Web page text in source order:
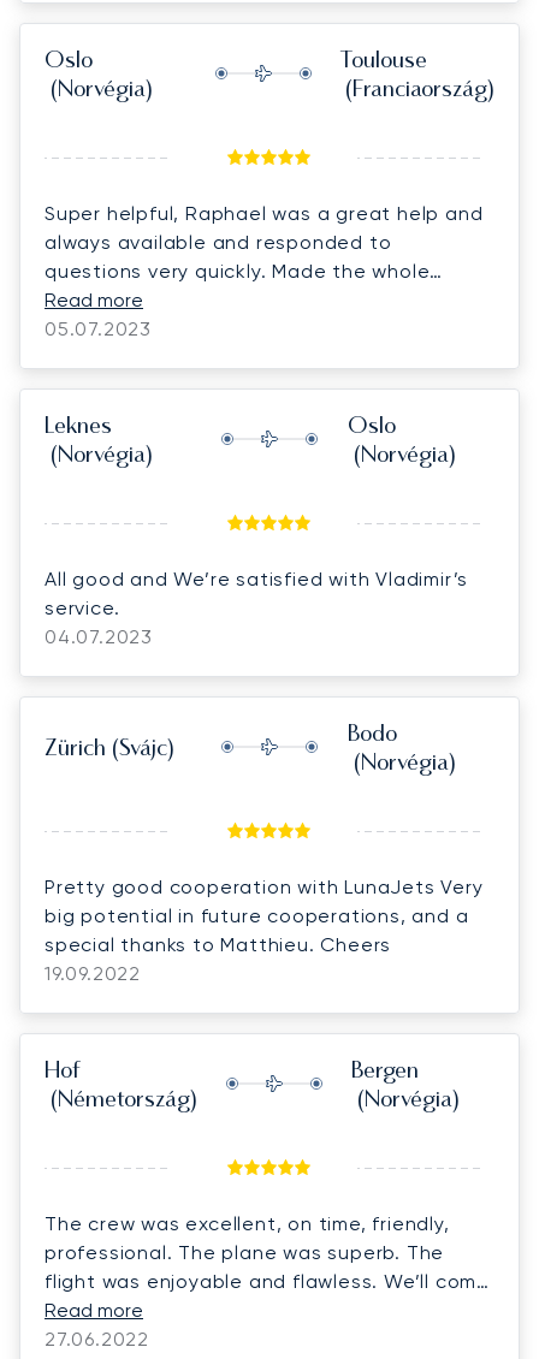
Oslo
(Norvégia)
Toulouse
(Franciaország)
Super helpful, Raphael was a great help and
always available and responded to
questions very quickly. Made the whole
booking experience very easy. Thank you so
much!
Read more
05.07.2023
Leknes
(Norvégia)
Oslo
(Norvégia)
All good and We’re satisfied with Vladimir’s
service.
04.07.2023
Zürich (Svájc)
Bodo
(Norvégia)
Pretty good cooperation with LunaJets Very
big potential in future cooperations, and a
special thanks to Matthieu. Cheers
19.09.2022
Hof
(Németország)
Bergen
(Norvégia)
The crew was excellent, on time, friendly,
professional. The plane was superb. The
flight was enjoyable and flawless. We’ll come
back. Many thanks.
Read more
27.06.2022